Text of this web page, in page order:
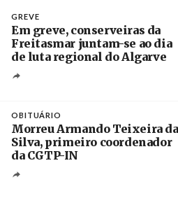
GREVE
Em greve, conserveiras da
Freitasmar juntam-se ao dia
de luta regional do Algarve
OBITUÁRIO
Morreu Armando Teixeira da
Silva, primeiro coordenador
da CGTP-IN